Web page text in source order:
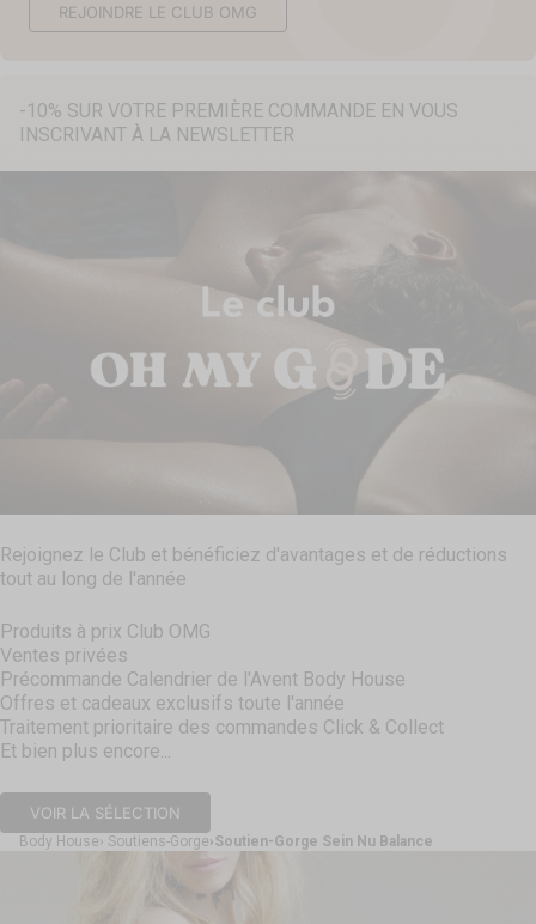
REJOINDRE LE CLUB OMG
-10% SUR VOTRE PREMIÈRE COMMANDE EN VOUS
INSCRIVANT À LA NEWSLETTER
Rejoignez le Club et bénéficiez d'avantages et de réductions
tout au long de l'année
Produits à prix Club OMG
Ventes privées
Précommande Calendrier de l'Avent Body House
Offres et cadeaux exclusifs toute l'année
Traitement prioritaire des commandes Click & Collect
Et bien plus encore...
VOIR LA SÉLECTION
Body House Soutiens-Gorge Soutien-Gorge Sein Nu Balance